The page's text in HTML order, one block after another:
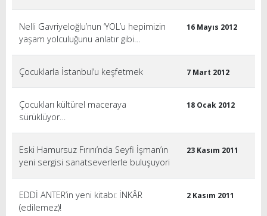
Nelli Gavriyeloğlu’nun ‘YOL’u hepimizin
yaşam yolculuğunu anlatır gibi…
16 Mayıs 2012
Çocuklarla İstanbul’u keşfetmek 7 Mart 2012
Çocukları kültürel maceraya
sürüklüyor…
18 Ocak 2012
Eski Hamursuz Fırını’nda Seyfi İşman’ın
yeni sergisi sanatseverlerle buluşuyori
23 Kasım 2011
EDDİ ANTER’in yeni kitabı: İNKÂR
(edilemez)!
2 Kasım 2011